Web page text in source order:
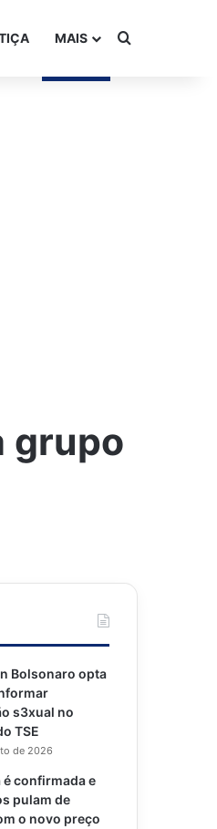
MAIS Procurar por
grupo
Bolsonaro opta
s3xual no
TSE
de 2026
é confirmada e
pulam de
o novo preço